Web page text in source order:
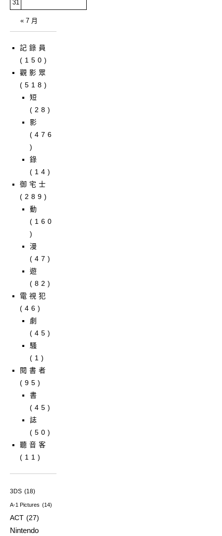
31
« 7 月
記錄員
(150)
觀影眾
(518)
短
(28)
影
(476
)
錄
(14)
御宅士
(289)
動
(160
)
漫
(47)
遊
(82)
電視犯
(46)
劇
(45)
騷
(1)
閱書者
(95)
書
(45)
誌
(50)
聽音客
(11)
3DS (18)
A-1 Pictures (14)
ACT (27)
Nintendo